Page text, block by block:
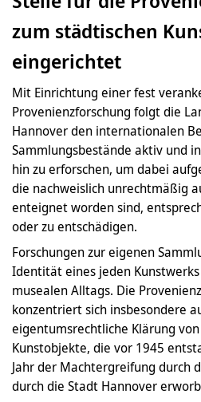
zum städtischen
eingerichtet
Mit Einrichtung einer fest
Provenienzforschung folgt die
Hannover den internationalen
Sammlungsbestände aktiv und
hin zu erforschen, um dabei
die nachweislich unrechtmäßig
enteignet worden sind,
oder zu entschädigen.
Forschungen zur eigenen
Identität eines jeden
musealen Alltags. Die
konzentriert sich insbesondere
eigentumsrechtliche Klärung
Kunstobjekte, die vor 1945
Jahr der Machtergreifung durch
durch die Stadt Hannover